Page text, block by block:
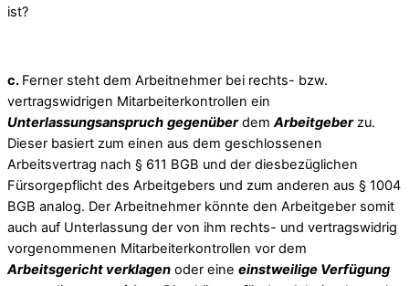
ist?
c. Ferner steht dem Arbeitnehmer bei rechts- bzw.
vertragswidrigen Mitarbeiterkontrollen ein
Unterlassungsanspruch gegenüberdemArbeitgeberzu.
Dieser basiert zum einen aus dem geschlossenen
Arbeitsvertrag nach § 611 BGB und der diesbezüglichen
Fürsorgepflicht des Arbeitgebers und zum anderen aus § 1004
BGB analog. Der Arbeitnehmer könnte den Arbeitgeber somit
auch auf Unterlassung der von ihm rechts- und vertragswidrig
vorgenommenen Mitarbeiterkontrollen vor dem
Arbeitsgericht verklagen oder eine einstweilige Verfügung